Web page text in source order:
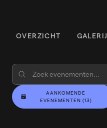
OVERZICHT GALERIJ
AANKOMENDE
EVENEMENTEN (13)